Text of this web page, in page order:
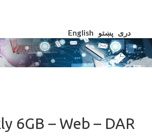
English دری پښتو
6GB – Web – DAR